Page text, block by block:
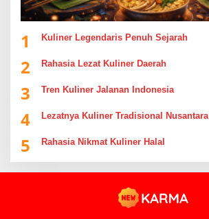
1 Kuliner Legendaris Penuh Sejarah
2 Rahasia Lezat Kuliner Daerah
3 Tren Kuliner Jalanan Indonesia
4 Lezatnya Kuliner Tradisional Nusantara
5 Rahasia Nikmat Kuliner Halal